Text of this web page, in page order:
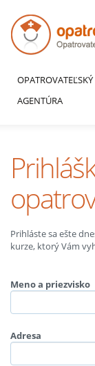
AGENTÚRA
Prihláste sa ešte
kurze, ktorý Vám
Meno a priezvisko
Adresa